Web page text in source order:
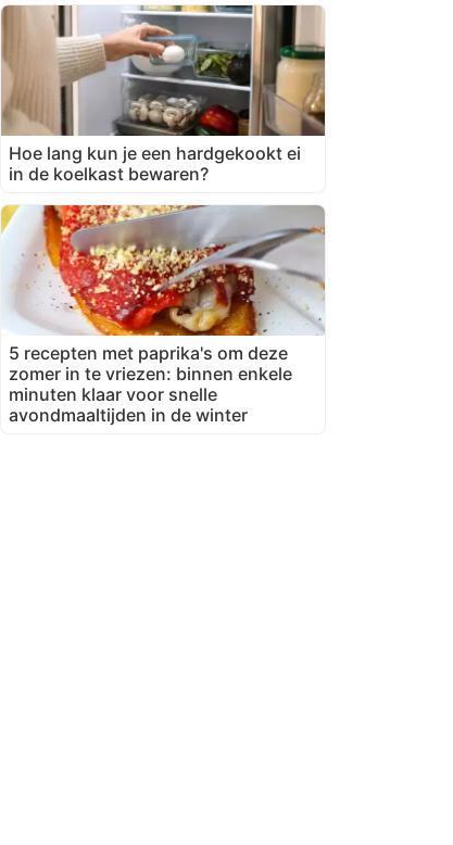
Hoe lang kun je een hardgekookt ei
in de koelkast bewaren?
5 recepten met paprika's om deze
zomer in te vriezen: binnen enkele
minuten klaar voor snelle
avondmaaltijden in de winter